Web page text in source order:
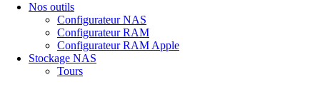
Nos outils
Configurateur NAS
Configurateur RAM
Configurateur RAM Apple
Stockage NAS
Tours